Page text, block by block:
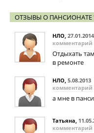
ОТЗЫВЫ О
НЛО, 27.01.2014
комментарий
Отдыхать
в ремонте
НЛО, 5.08.2013
комментарий
а мне в
Татьяна,
комментарий